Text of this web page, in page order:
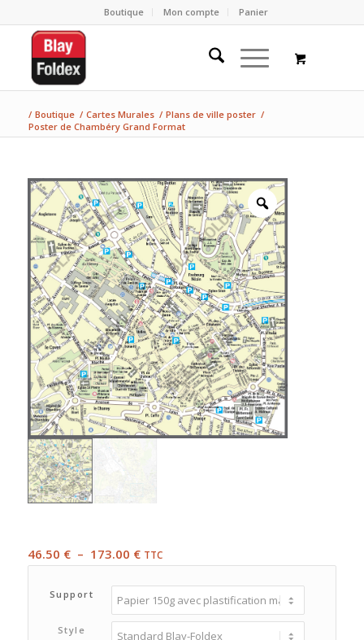
Boutique Mon compte Panier
/ Boutique / Cartes Murales / Plans de ville poster /
Poster de Chambéry Grand Format
46.50 € – 173.00 €Plage
46.50 €
à
TTC
Support
Style